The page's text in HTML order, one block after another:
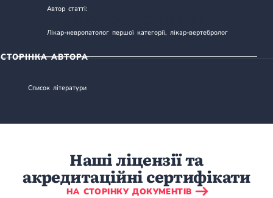
Автор статті:
Лікар-невропатолог першої категорії, лікар-вертебролог
СТОРІНКА АВТОРА
Список літератури
Наші ліцензії та
акредитаційні сертифікати
НА СТОРІНКУ ДОКУМЕНТІВ